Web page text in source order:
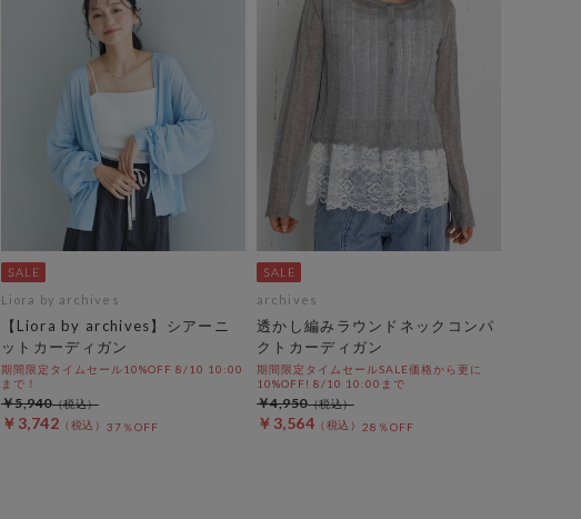
Liora by archives
【Liora by archives】シアーニ
ットカーディガン
期間限定タイムセール10%OFF 8/10 10:00
まで！
￥3,742 37％OFF
￥5,940
archives
透かし編みラウンドネックコンパ
クトカーディガン
期間限定タイムセールSALE価格から更に
10%OFF! 8/10 10:00まで
￥3,564 28％OFF
￥4,950